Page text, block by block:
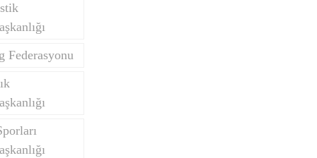
Federasyonu